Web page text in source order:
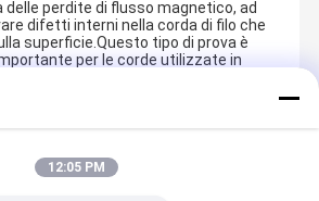
perdite di flusso magnetico, ad
difetti interni nella corda di filo che
superficie.Questo tipo di prova è
per le corde utilizzate in
rischio come ascensori o gru.
12:05 PM